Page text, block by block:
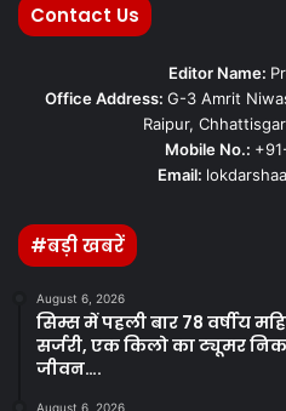
Contact Us
Editor Name:
Office Address: G-3 Amrit
Raipur,
Mobile No.:
Email:
#बड़ी खबरें
August 6, 2026
सिम्स में पहली बार 78 वर्षीय
सर्जरी, एक किलो का ट्यूमर
जीवन….
August 6, 2026